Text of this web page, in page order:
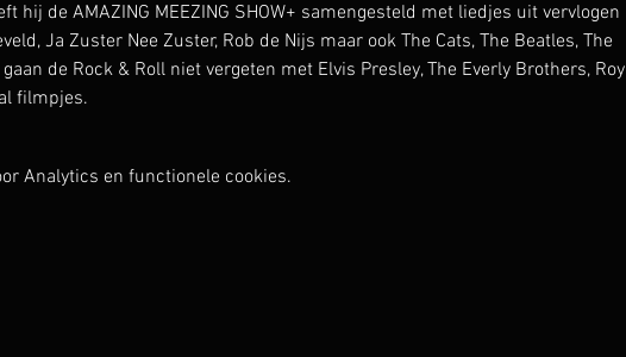
hij de AMAZING MEEZING SHOW+ samengesteld met liedjes uit vervlogen
Ja Zuster Nee Zuster, Rob de Nijs maar ook The Cats, The Beatles, The
de Rock & Roll niet vergeten met Elvis Presley, The Everly Brothers, Roy
filmpjes.
Analytics en functionele cookies.